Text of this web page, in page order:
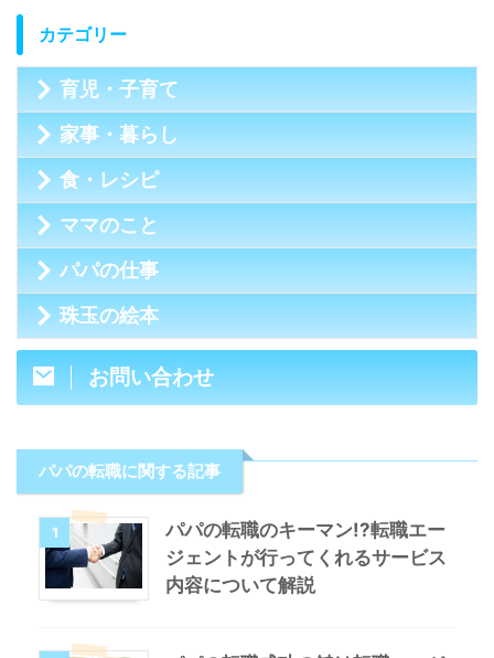
カテゴリー
育児・子育て
家事・暮らし
食・レシピ
ママのこと
パパの仕事
珠玉の絵本
お問い合わせ
パパの転職に関する記事
1
パパの転職のキーマン!?転職エー
ジェントが行ってくれるサービス
内容について解説